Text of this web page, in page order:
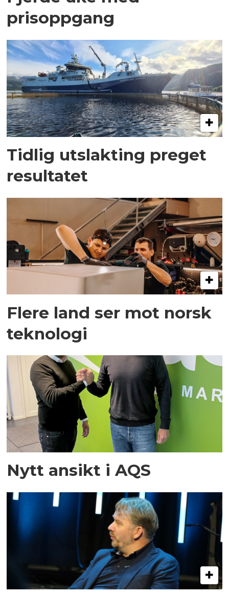
prisoppgang
Tidlig utslakting preget
resultatet
Flere land ser mot norsk
teknologi
Nytt ansikt i AQS